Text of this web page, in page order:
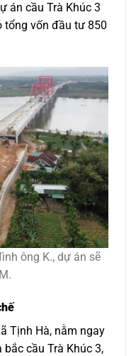
án cầu Trà Khúc 3
tổng vốn đầu tư 850
ông K., dự án sẽ
Tịnh Hà, nằm ngay
cầu Trà Khúc 3,